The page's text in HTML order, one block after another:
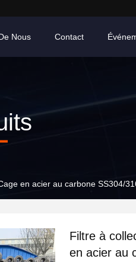
Nous Contact
en acier au carbone SS304/
Filtre à
en acier au